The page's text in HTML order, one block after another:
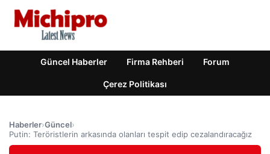
Güncel Haberler Firma Rehberi Forum
Çerez Politikası
Haberler›Güncel›
Putin: Teröristlerin arkasında olanları tespit edip cezalandıracağız